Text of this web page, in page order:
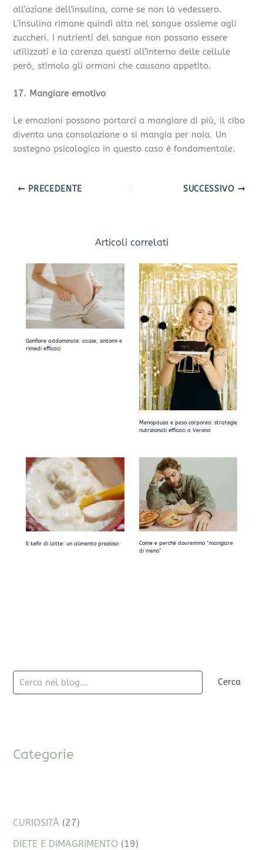
all’azione dell’insulina, come se non la vedessero.
L’insulina rimane quindi alta nel sangue assieme agli
zuccheri. I nutrienti del sangue non possono essere
utilizzati e la carenza questi all’interno delle cellule
però, stimola gli ormoni che causano appetito.
17. Mangiare emotivo
Le emozioni possono portarci a mangiare di più, il cibo
diventa una consolazione o si mangia per noia. Un
sostegno psicologico in questo caso è fondamentale.
PRECEDENTE SUCCESSIVO
Articoli correlati
Gonfiore addominale: cause, sintomi e
rimedi efficaci
Menopausa e peso corporeo: strategie
nutrizionali efficaci a Verona
Il kefir di latte: un alimento prezioso
Come e perché dovremmo “mangiare
di meno”
Cerca
Categorie
CURIOSITÀ (27)
DIETE E DIMAGRIMENTO (19)